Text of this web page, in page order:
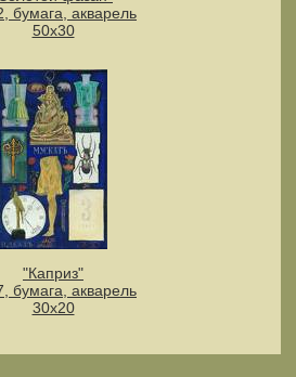
бумага, акварель
50х30
"Каприз"
бумага, акварель
30х20